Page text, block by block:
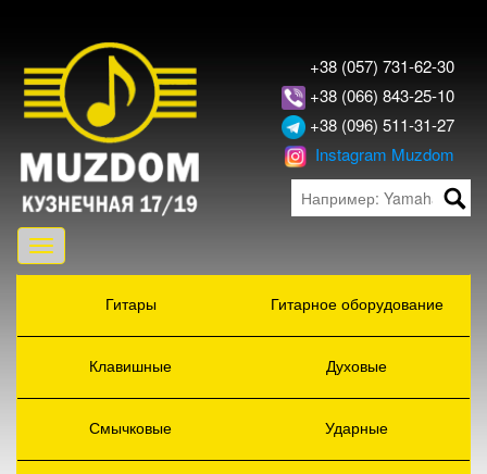
+38 (057) 731-62-30
+38 (066) 843-25-10
+38 (096) 511-31-27
Instagram Muzdom
Toggle
navigation
Гитары
Гитарное оборудование
Клавишные Духовые
Смычковые Ударные